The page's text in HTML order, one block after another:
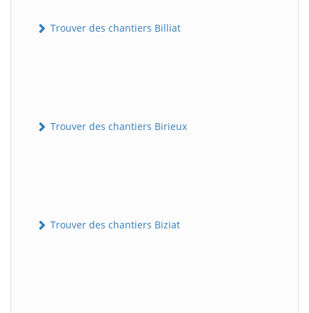
Trouver des chantiers Billiat
Trouver des chantiers Birieux
Trouver des chantiers Biziat